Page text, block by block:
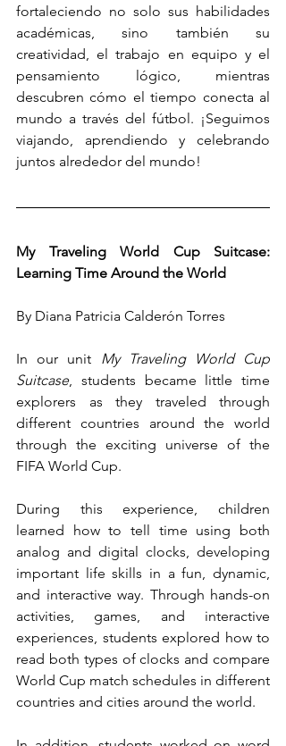
fortaleciendo no solo sus habilidades
académicas, sino también su
creatividad, el trabajo en equipo y el
pensamiento lógico, mientras
descubren cómo el tiempo conecta al
mundo a través del fútbol. ¡Seguimos
viajando, aprendiendo y celebrando
juntos alrededor del mundo!
My Traveling World Cup Suitcase:
Learning Time Around the World
By Diana Patricia Calderón Torres
In our unit My Traveling World Cup
Suitcase, students became little time
explorers as they traveled through
different countries around the world
through the exciting universe of the
FIFA World Cup.
During this experience, children
learned how to tell time using both
analog and digital clocks, developing
important life skills in a fun, dynamic,
and interactive way. Through hands-on
activities, games, and interactive
experiences, students explored how to
read both types of clocks and compare
World Cup match schedules in different
countries and cities around the world.